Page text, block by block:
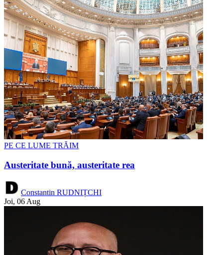
PE CE LUME TRĂIM
Austeritate bună, austeritate rea
Constantin RUDNIȚCHI
Joi, 06 Aug